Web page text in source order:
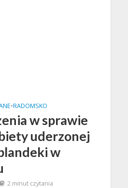
•RADOMSKO
w sprawie
uderzonej
w
2 minut czytania